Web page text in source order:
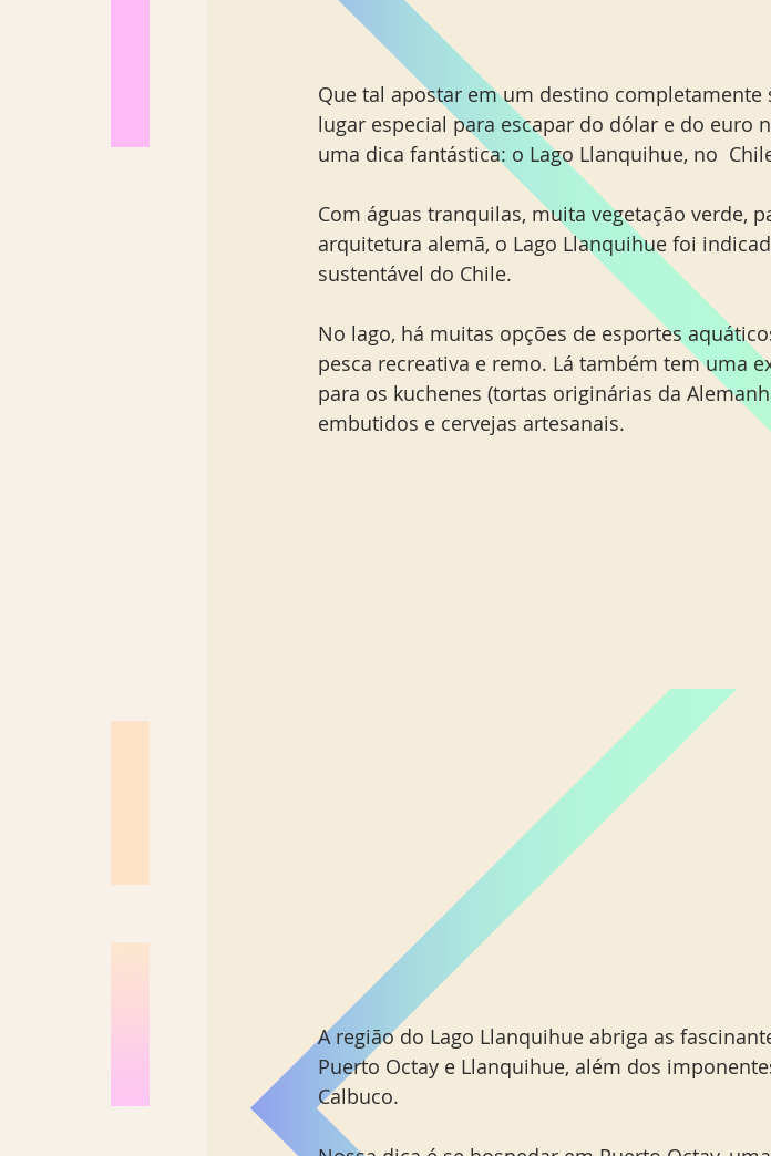
Que tal apostar em um destino
lugar especial para escapar do dólar e do euro
uma dica fantástica: o Lago Llanquihue, no
Com águas tranquilas, muita vegetação verde,
arquitetura alemã, o Lago Llanquihue foi
sustentável do Chile.
No lago, há muitas opções de esportes
pesca recreativa e remo. Lá também tem uma
para os kuchenes (tortas originárias da
embutidos e cervejas artesanais.
A região do Lago Llanquihue abriga as
Puerto Octay e Llanquihue, além dos
Calbuco.